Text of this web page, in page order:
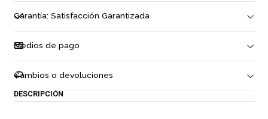
d
a
d
Garantía: Satisfacción Garantizada
Medios de pago
Cambios o devoluciones
DESCRIPCIÓN